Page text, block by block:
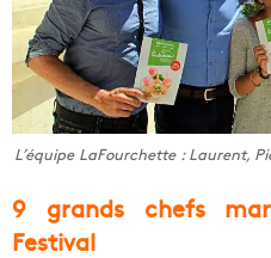
L’équipe LaFourchette : Laurent,
9 grands chefs
Festival